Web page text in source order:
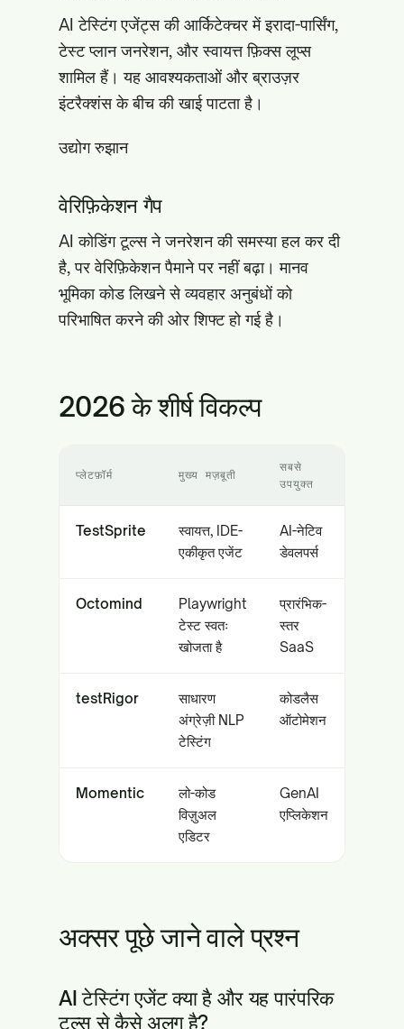
AI टेस्टिंग एजेंट्स की आर्किटेक्चर में इरादा-पार्सिंग,
टेस्ट प्लान जनरेशन, और स्वायत्त फ़िक्स लूप्स
शामिल हैं। यह आवश्यकताओं और ब्राउज़र
इंटरैक्शंस के बीच की खाई पाटता है।
उद्योग रुझान
वेरिफ़िकेशन गैप
AI कोडिंग टूल्स ने जनरेशन की समस्या हल कर दी
है, पर वेरिफ़िकेशन पैमाने पर नहीं बढ़ा। मानव
भूमिका कोड लिखने से व्यवहार अनुबंधों को
परिभाषित करने की ओर शिफ्ट हो गई है।
2026 के शीर्ष विकल्प
प्लेटफ़ॉर्म मुख्य मज़बूती
सबसे
उपयुक्त
TestSprite
स्वायत्त, IDE-
एकीकृत एजेंट
AI-नेटिव
डेवलपर्स
Octomind
Playwright
टेस्ट स्वतः
खोजता है
प्रारंभिक-
स्तर
SaaS
testRigor
साधारण
अंग्रेज़ी NLP
टेस्टिंग
कोडलैस
ऑटोमेशन
Momentic
लो-कोड
विज़ुअल
एडिटर
GenAI
एप्लिकेशन
अक्सर पूछे जाने वाले प्रश्न
AI टेस्टिंग एजेंट क्या है और यह पारंपरिक
टूल्स से कैसे अलग है?